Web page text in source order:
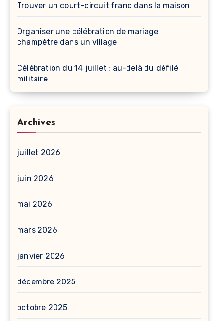
Trouver un court-circuit franc dans la maison
Organiser une célébration de mariage
champêtre dans un village
Célébration du 14 juillet : au-delà du défilé
militaire
Archives
juillet 2026
juin 2026
mai 2026
mars 2026
janvier 2026
décembre 2025
octobre 2025